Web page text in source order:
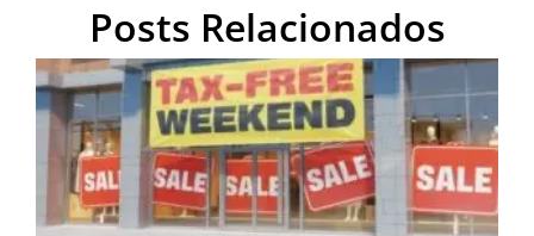
Posts Relacionados